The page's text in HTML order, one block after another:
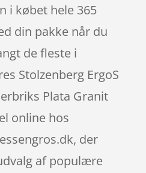
i købet hele 365
din pakke når du
de fleste i
Stolzenberg ErgoS
Plata Granit
online hos
der
af populære